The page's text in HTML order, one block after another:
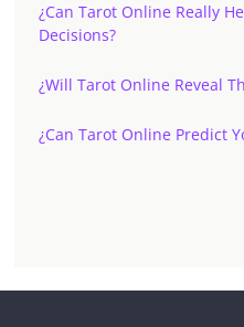
¿Can Tarot Online Really
Decisions?
¿Will Tarot Online Reveal
¿Can Tarot Online Predict